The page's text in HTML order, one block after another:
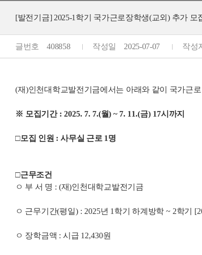
[발전기금] 2025-1학기 국가근로장학생(교외) 추가 모
글번호 408858 작성일 2025-07-07 작성
(재)인천대학교발전기금에서는 아래와 같이 국가근
※ 모집기간 : 2025. 7. 7.(월) ~ 7. 11.(금) 17시까지
□모집 인원 :사무실 근로 1명
□근무조건
ㅇ 부 서 명 : (재)인천대학교발전기금
ㅇ 근무기간(평일) : 2025년 1 학기 하계방학 ~ 2학기
ㅇ 장학금액 : 시급 12,430원